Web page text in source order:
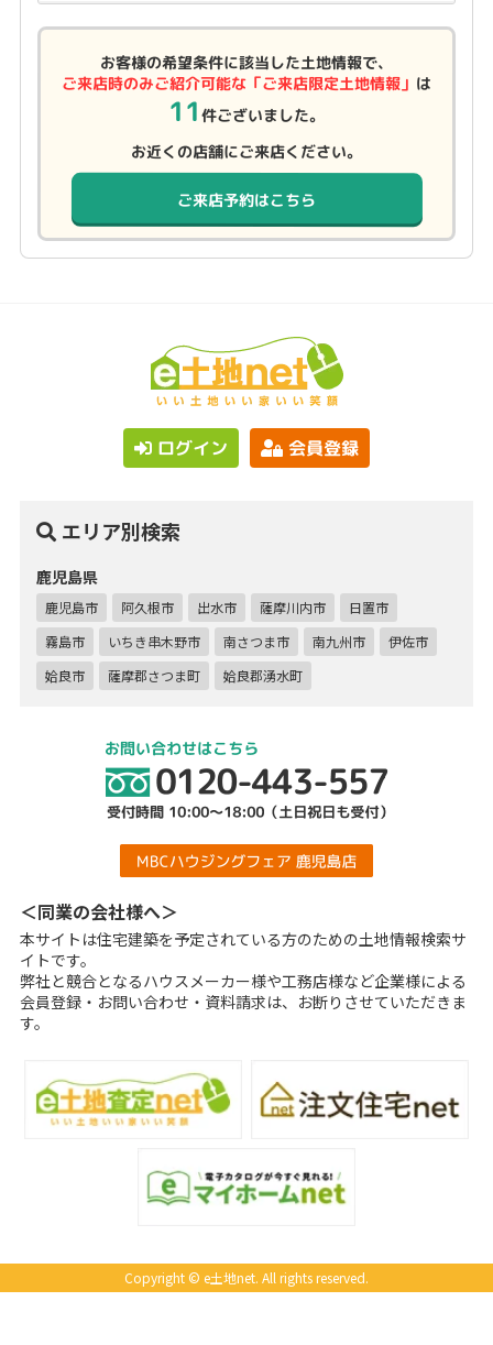
お客様の希望条件に該当した土地情報で、
ご来店時のみご紹介可能な「ご来店限定土地情報」 は
11件ございました。
お近くの店舗にご来店ください。
ご来店予約はこちら
ログイン 会員登録
エリア別検索
鹿児島県
鹿児島市 阿久根市 出水市 薩摩川内市
日置市
霧島市
いちき串木野市 南さつま市 南九州市
伊佐市
姶良市
薩摩郡さつま町 姶良郡湧水町
＜同業の会社様へ＞
本サイトは住宅建築を予定されている方のための土地情報検索サ
イトです。
弊社と競合となるハウスメーカー様や工務店様など企業様による
会員登録・お問い合わせ・資料請求は、お断りさせていただきま
す。
Copyright © e土地net. All rights reserved.